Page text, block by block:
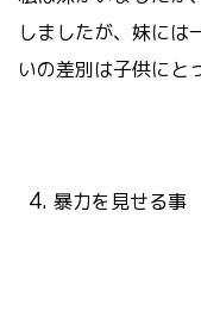
しましたが、妹には
いの差別は子供にと
暴力を見せる事